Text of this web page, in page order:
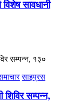
विशेष सावधानी
साइप्रस
सम्पन्न,